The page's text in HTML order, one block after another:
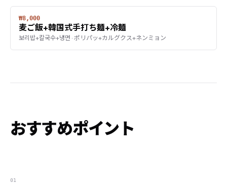
₩8,000
麦ご飯+韓国式手打ち麺+冷麺
보리밥+칼국수+냉면 · ポリパッ+カルグクス+ネンミョン
おすすめポイント
01